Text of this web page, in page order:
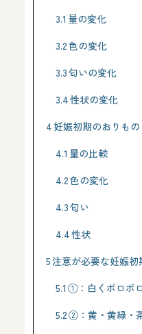
3.1 量の変化
3.2色の変化
3.3匂いの変化
3.4性状の変化
4 妊娠初期のおりも
4.1 量の比較
4.2色の変化
4.3匂い
4.4性状
5注意が必要な妊娠初
5.1 ①：白くボロボ
5.2②：黄・黄緑・